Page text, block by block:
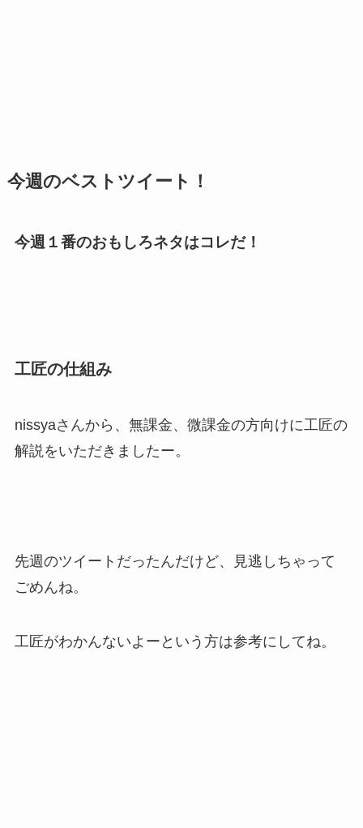
今週のベストツイート！
今週１番のおもしろネタはコレだ！
工匠の仕組み
nissyaさんから、無課金、微課金の方向けに工匠の
解説をいただきましたー。
先週のツイートだったんだけど、見逃しちゃって
ごめんね。
工匠がわかんないよーという方は参考にしてね。